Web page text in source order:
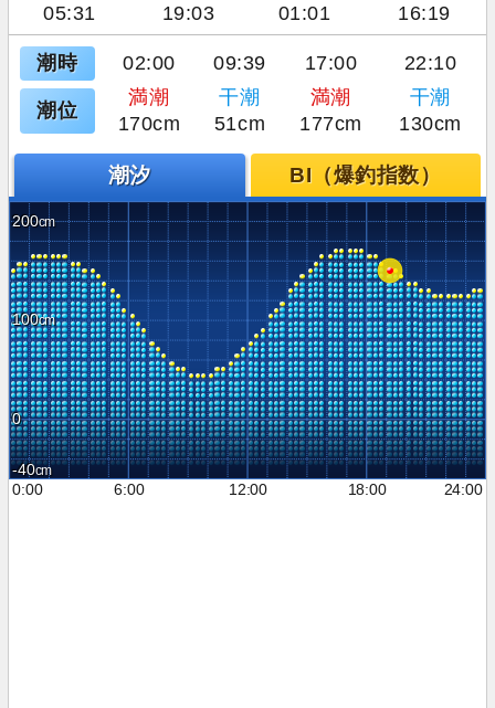
05:31 19:03 01:01 16:19
潮時 02:00 09:39 17:00 22:10
潮位
満潮 干潮 満潮
干潮
170cm
51cm 177cm 130cm
潮汐 BI（爆釣指数）
200
100
0
-40
0:00
6:00 12:00 18:00 24:00